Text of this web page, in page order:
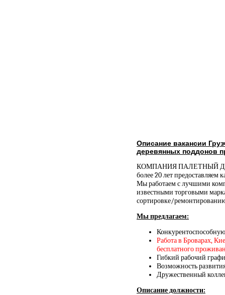
Описание вакансии
деревянных поддонов
КОМПАНИЯ ПАЛЕТНЫЙ ДВОР
более 20 лет предоставляем
Мы работаем с лучшими
известными торговыми
сортировке/
Мы предлагаем:
Работа в Броварах,
бесплатного
Гибкий рабочий
Возможность
Дружественный
Описание должности: